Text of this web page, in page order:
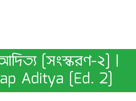
[সংস্করণ-২] |
Aditya [Ed. 2]